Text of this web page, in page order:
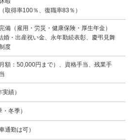
取得率100％、復職率83％）
備（雇用・労災・健康保険・厚生年金）
婚・出産祝い金、永年勤続表彰、慶弔見舞
度
額：50,000円まで）、資格手当、残業手
績）
冬季）
通勤は可）